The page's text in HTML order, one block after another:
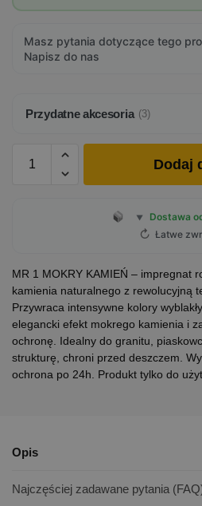
Masz pytania dotyczące tego
Napisz do nas
Przydatne akcesoria (3)
Dodaj
▼ Dostawa
↻ Łatwe
MR 1 MOKRY KAMIEŃ – impregnat
kamienia naturalnego z rewolucyjną
Przywraca intensywne kolory
elegancki efekt mokrego kamienia i
ochronę. Idealny do granitu,
strukturę, chroni przed deszczem.
ochrona po 24h. Produkt tylko do
Opis
Najczęściej zadawane pytania